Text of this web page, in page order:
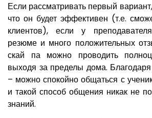
Если рассматривать первый
что он будет эффективен (т.е.
клиентов), если у
резюме и много положительных
скай па можно проводить
выходя за пределы дома.
– можно спокойно общаться с
и такой способ общения никак не
знаний.